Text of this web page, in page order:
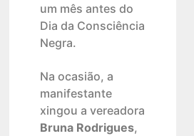
um mês antes do
Dia da Consciência
Negra.
Na ocasião, a
manifestante
xingou a vereadora
Bruna Rodrigues,